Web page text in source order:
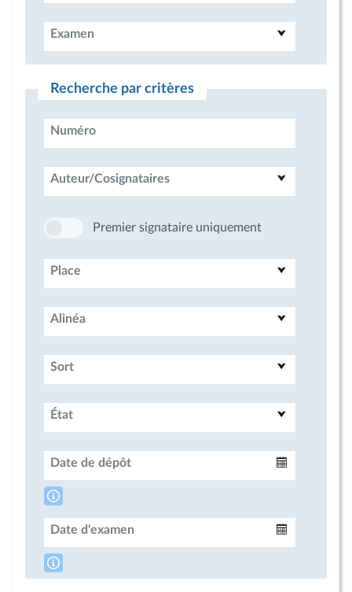
Examen
Recherche par critères
Numéro
Auteur/Cosignataires
Premier signataire uniquement
Place
Alinéa
Sort
État
Date de dépôt
Date d'examen